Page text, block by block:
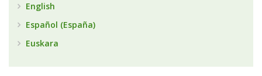
English
Español (España)
Euskara